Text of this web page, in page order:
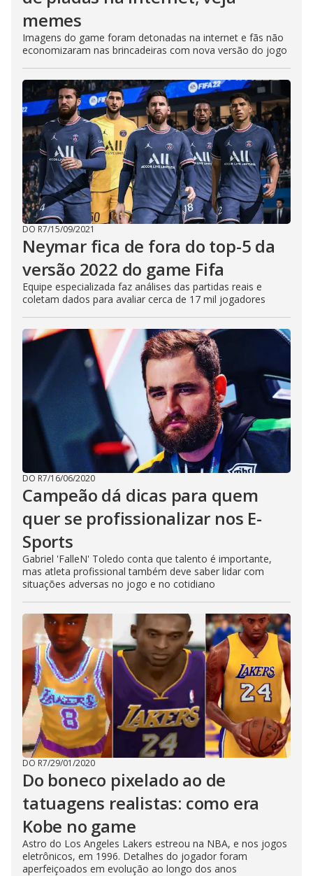
memes
Imagens do game foram detonadas na internet e fãs não
economizaram nas brincadeiras com nova versão do jogo
DO R7/15/09/2021
Neymar fica de fora do top-5 da
versão 2022 do game Fifa
Equipe especializada faz análises das partidas reais e
coletam dados para avaliar cerca de 17 mil jogadores
DO R7/16/06/2020
Campeão dá dicas para quem
quer se profissionalizar nos E-
Sports
Gabriel 'FalleN' Toledo conta que talento é importante,
mas atleta profissional também deve saber lidar com
situações adversas no jogo e no cotidiano
DO R7/29/01/2020
Do boneco pixelado ao de
tatuagens realistas: como era
Kobe no game
Astro do Los Angeles Lakers estreou na NBA, e nos jogos
eletrônicos, em 1996. Detalhes do jogador foram
aperfeiçoados em evolução ao longo dos anos